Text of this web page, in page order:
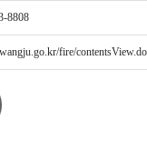
8808
fire/